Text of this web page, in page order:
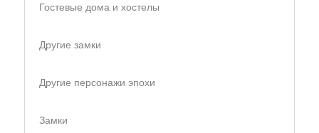
Гостевые дома и хостелы
Другие замки
Другие персонажи эпохи
Замки